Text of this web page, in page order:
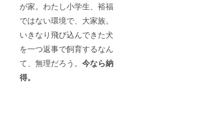
が家。わたし小学生、裕福
ではない環境で、大家族。
いきなり飛び込んできた犬
を一つ返事で飼育するなん
て、無理だろう。 今なら納
得。